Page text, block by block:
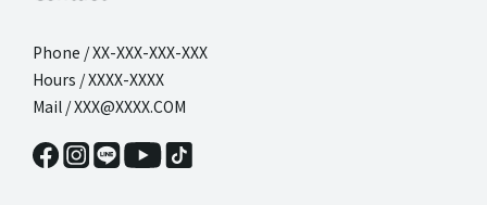
Phone / XX-XXX-XXX-XXX
Hours / XXXX-XXXX
Mail / XXX@XXXX.COM